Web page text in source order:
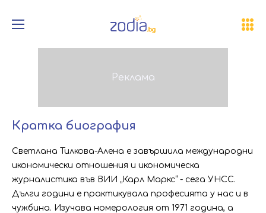
Кратка биография
Светлана Тилкова-Алена е завършила международни
икономически отношения и икономическа
журналистика във ВИИ „Карл Маркс“ - сега УНСС.
Дълги години е практикувала професията у нас и в
чужбина. Изучава номерология от 1971 година, а